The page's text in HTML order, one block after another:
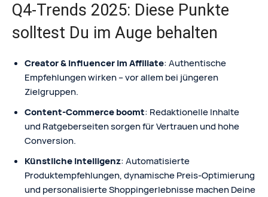
Q4-Trends 2025: Diese Punkte
solltest Du im Auge behalten
Creator & Influencer im Affiliate: Authentische
Empfehlungen wirken – vor allem bei jüngeren
Zielgruppen.
Content-Commerce boomt: Redaktionelle Inhalte
und Ratgeberseiten sorgen für Vertrauen und hohe
Conversion.
Künstliche Intelligenz: Automatisierte
Produktempfehlungen, dynamische Preis-Optimierung
und personalisierte Shoppingerlebnisse machen Deine